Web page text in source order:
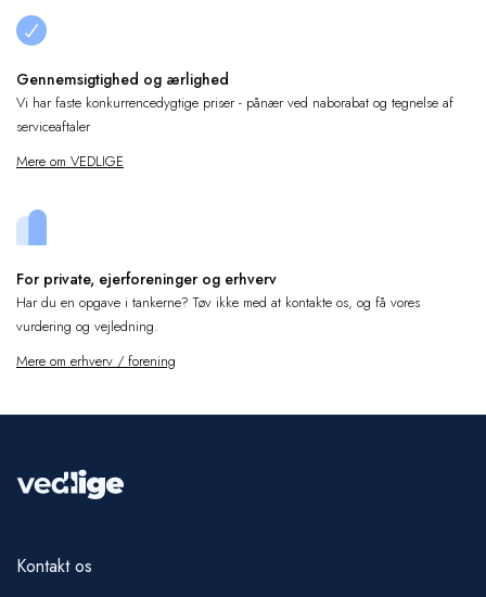
Gennemsigtighed og ærlighed
Vi har faste konkurrencedygtige priser - pånær ved naborabat og tegnelse af
serviceaftaler
Mere om VEDLIGE
For private, ejerforeninger og erhverv
Har du en opgave i tankerne? Tøv ikke med at kontakte os, og få vores
vurdering og vejledning.
Mere om erhverv / forening
Kontakt os